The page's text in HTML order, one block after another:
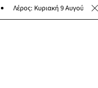
Λέρος: Κυριακή 9 Αυγούστου το